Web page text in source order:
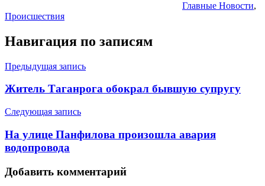
Главные Новости,
Происшествия
Навигация по записям
Предыдущая запись
Житель Таганрога обокрал бывшую супругу
Следующая запись
На улице Панфилова произошла авария
водопровода
Добавить комментарий